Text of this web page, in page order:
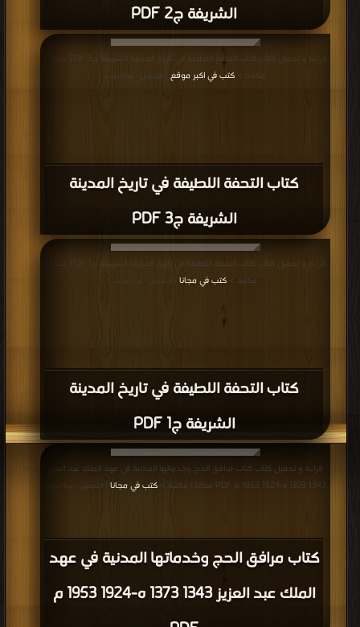
الشريفة ج2 PDF
كتاب التحفة اللطيفة في تاريخ المدينة
الشريفة ج3 PDF
قراءة و تحميل كتاب كتاب التحفة اللطيفة في تاريخ المدينة الشريفة ج3 PDF مجانا |
مكتبة > كتب في اكبر موقع | التحميل : مرة/مرات
كتاب التحفة اللطيفة في تاريخ المدينة
الشريفة ج1 PDF
قراءة و تحميل كتاب كتاب التحفة اللطيفة في تاريخ المدينة الشريفة ج1 PDF مجانا |
مكتبة >كتب في مجانا | التحميل : مرة/مرات
كتاب مرافق الحج وخدماتها المدنية في عهد
الملك عبد العزيز 1343 1373 ه-1924 1953 م
قراءة و تحميل كتاب كتاب مرافق الحج وخدماتها المدنية في عهد الملك عبد العزيز
1343 1373 ه-1924 1953 م PDF مجانا | مكتبة >
كتب في مجانا | التحميل : مرة/مرات